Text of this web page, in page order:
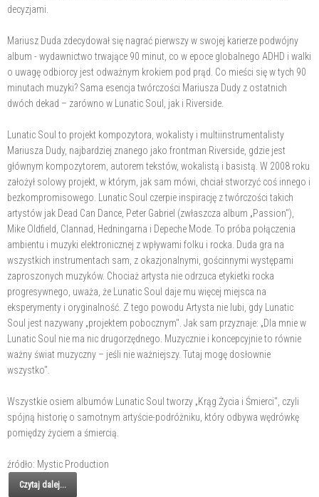
decyzjami.
Mariusz Duda zdecydował się nagrać pierwszy w swojej karierze podwójny
album - wydawnictwo trwające 90 minut, co w epoce globalnego ADHD i walki
o uwagę odbiorcy jest odważnym krokiem pod prąd. Co mieści się w tych 90
minutach muzyki? Sama esencja twórczości Mariusza Dudy z ostatnich
dwóch dekad – zarówno w Lunatic Soul, jak i Riverside.
Lunatic Soul to projekt kompozytora, wokalisty i multiinstrumentalisty
Mariusza Dudy, najbardziej znanego jako frontman Riverside, gdzie jest
głównym kompozytorem, autorem tekstów, wokalistą i basistą. W 2008 roku
założył solowy projekt, w którym, jak sam mówi, chciał stworzyć coś innego i
bezkompromisowego. Lunatic Soul czerpie inspirację z twórczości takich
artystów jak Dead Can Dance, Peter Gabriel (zwłaszcza album „Passion"),
Mike Oldfield, Clannad, Hedningarna i Depeche Mode. To próba połączenia
ambientu i muzyki elektronicznej z wpływami folku i rocka. Duda gra na
wszystkich instrumentach sam, z okazjonalnymi, gościnnymi występami
zaproszonych muzyków. Chociaż artysta nie odrzuca etykietki rocka
progresywnego, uważa, że Lunatic Soul daje mu więcej miejsca na
eksperymenty i oryginalność. Z tego powodu Artysta nie lubi, gdy Lunatic
Soul jest nazywany „projektem pobocznym". Jak sam przyznaje: „Dla mnie w
Lunatic Soul nie ma nic drugorzędnego. Muzycznie i koncepcyjnie to równie
ważny świat muzyczny – jeśli nie ważniejszy. Tutaj mogę dosłownie
wszystko".
Wszystkie osiem albumów Lunatic Soul tworzy „Krąg Życia i Śmierci", czyli
spójną historię o samotnym artyście-podróżniku, który odbywa wędrówkę
pomiędzy życiem a śmiercią.
źródło: Mystic Production
Czytaj dalej...